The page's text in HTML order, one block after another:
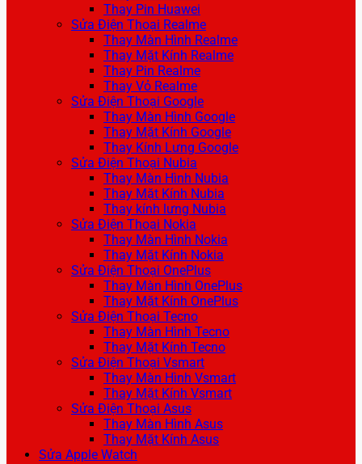
Thay Pin Huawei
Sửa Điện Thoại Realme
Thay Màn Hình Realme
Thay Mặt Kính Realme
Thay Pin Realme
Thay Vỏ Realme
Sửa Điện Thoại Google
Thay Màn Hình Google
Thay Mặt Kính Google
Thay Kính Lưng Google
Sửa Điện Thoại Nubia
Thay Màn Hình Nubia
Thay Mặt Kính Nubia
Thay kính lưng Nubia
Sửa Điện Thoại Nokia
Thay Màn Hình Nokia
Thay Mặt Kính Nokia
Sửa Điện Thoại OnePlus
Thay Màn Hình OnePlus
Thay Mặt Kính OnePlus
Sửa Điện Thoại Tecno
Thay Màn Hình Tecno
Thay Mặt Kính Tecno
Sửa Điện Thoại Vsmart
Thay Màn Hình Vsmart
Thay Mặt Kính Vsmart
Sửa Điện Thoại Asus
Thay Màn Hình Asus
Thay Mặt Kính Asus
Sửa Apple Watch